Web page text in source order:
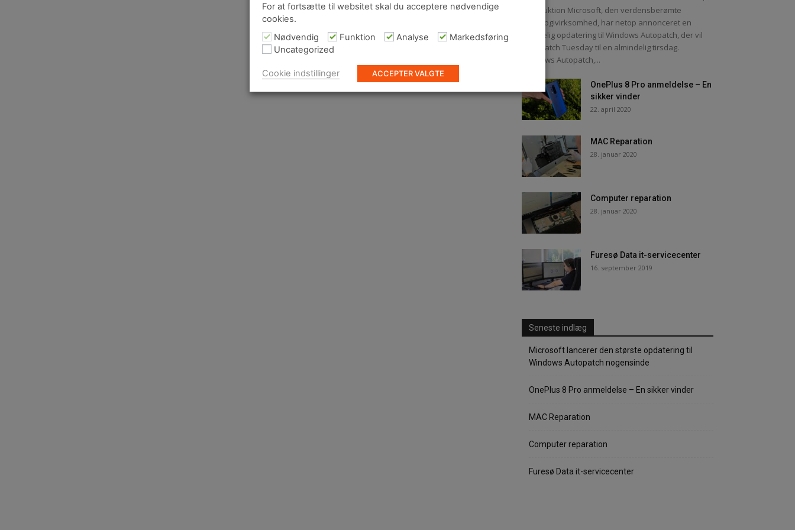
Introduktion Microsoft, den verdensberømte
teknologivirksomhed, har netop annonceret en
betydelig opdatering til Windows Autopatch, der vil
gøre Patch Tuesday til en almindelig tirsdag.
Windows Autopatch,...
OnePlus 8 Pro anmeldelse – En
sikker vinder
22. april 2020
MAC Reparation
28. januar 2020
Computer reparation
28. januar 2020
Furesø Data it-servicecenter
16. september 2019
Seneste indlæg
Microsoft lancerer den største opdatering til
Windows Autopatch nogensinde
OnePlus 8 Pro anmeldelse – En sikker vinder
MAC Reparation
Computer reparation
Furesø Data it-servicecenter
For at fortsætte til websitet skal du acceptere nødvendige
cookies.
Nødvendig
Funktion Analyse
Markedsføring
Uncategorized
Cookie indstillinger ACCEPTER VALGTE